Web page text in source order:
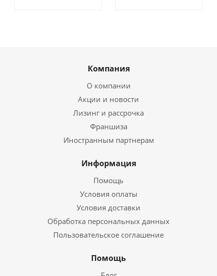
Компания
О компании
Акции и новости
Лизинг и рассрочка
Франшиза
Иностранным партнерам
Информация
Помощь
Условия оплаты
Условия доставки
Обработка персональных данных
Пользовательское соглашение
Помощь